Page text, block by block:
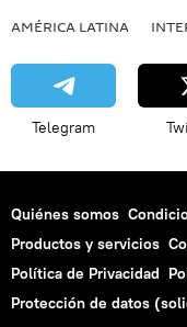
AMÉRICA LATINA
Telegram
Quiénes somos
Productos y servicios
Política de Privacidad
Protección de datos